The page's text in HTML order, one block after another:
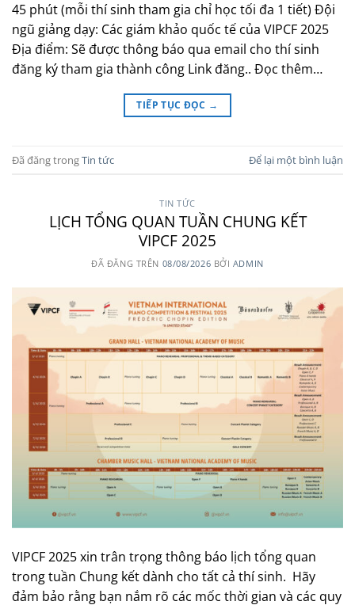
45 phút (mỗi thí sinh tham gia chỉ học tối đa 1 tiết) Đội
ngũ giảng dạy: Các giám khảo quốc tế của VIPCF 2025
Địa điểm: Sẽ được thông báo qua email cho thí sinh
đăng ký tham gia thành công Link đăng.. Đọc thêm…
TIẾP TỤC ĐỌC →
Đã đăng trongTin tức Để lại một bình luận
TIN TỨC
LỊCH TỔNG QUAN TUẦN CHUNG KẾT
VIPCF 2025
ĐÃ ĐĂNG TRÊN 08/08/2026 BỞI ADMIN
VIPCF 2025 xin trân trọng thông báo lịch tổng quan
trong tuần Chung kết dành cho tất cả thí sinh. Hãy
đảm bảo rằng bạn nắm rõ các mốc thời gian và các quy